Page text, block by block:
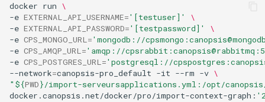
Notes de version Canopsis
4.5.11
Notes de version Canopsis
4.5.10
docker run \
-e EXTERNAL_API_USERNAME='[testuser]'
\
-e EXTERNAL_API_PASSWORD='[testpassword]'
\
-e CPS_MONGO_URL='mongodb://
-e CPS_AMQP_URL='amqp://
-e CPS_POSTGRES_URL='postgresql://
--network=canopsis-pro_default -it --rm -v \
" ${PWD}/import-serveursapplications.yml:/opt/
docker.canopsis.net/docker/pro/import-context-graph: